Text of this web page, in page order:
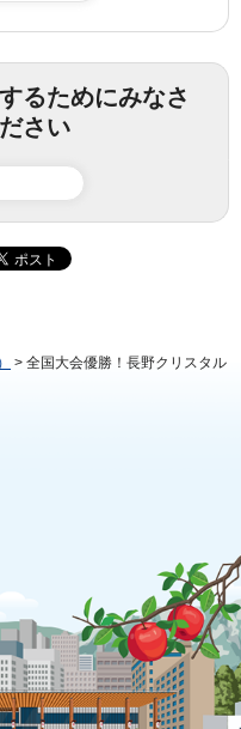
るためにみなさ
さい
> 全国大会優勝！長野クリスタル